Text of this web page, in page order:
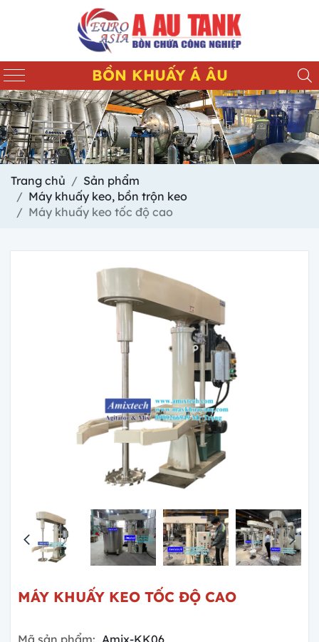
BỒN KHUẤY Á ÂU
Trang chủ
Sản phẩm
Máy khuấy keo, bồn trộn keo
Máy khuấy keo tốc độ cao
MÁY KHUẤY KEO TỐC ĐỘ CAO
Mã sản phẩm: Amix-KK06